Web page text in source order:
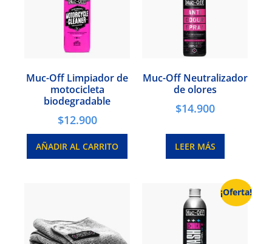
Muc-Off Limpiador de
motocicleta
biodegradable
$12.900
AÑADIR AL CARRITO
Muc-Off Neutralizador
de olores
$14.900
LEER MÁS
¡Oferta!